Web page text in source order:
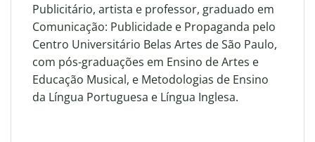
Publicitário, artista e professor, graduado em
Comunicação: Publicidade e Propaganda pelo
Centro Universitário Belas Artes de São Paulo,
com pós-graduações em Ensino de Artes e
Educação Musical, e Metodologias de Ensino
da Língua Portuguesa e Língua Inglesa.